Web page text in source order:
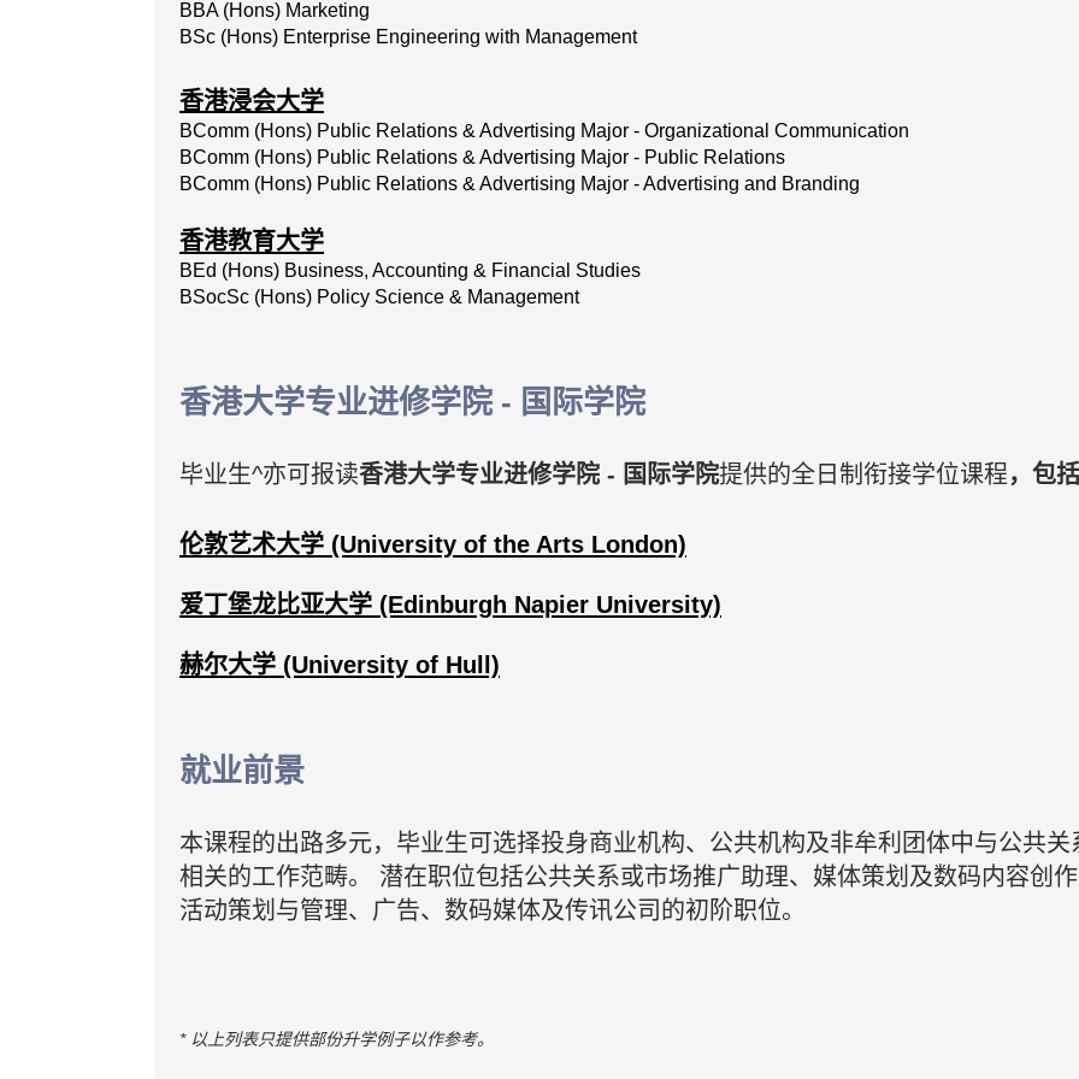
BBA (Hons) Marketing
BSc (Hons) Enterprise Engineering with Management
香港浸会大学
BComm (Hons) Public Relations & Advertising Major - Organizational Communication
BComm (Hons) Public Relations & Advertising Major - Public Relations
BComm (Hons) Public Relations & Advertising Major - Advertising and Branding
香港教育大学
BEd (Hons) Business, Accounting & Financial Studies
BSocSc (Hons) Policy Science & Management
香港大学专业进修学院 - 国际学院
毕业生^亦可报读香港大学专业进修学院 - 国际学院提供的全日制衔接学位课程，包
伦敦艺术大学 (University of the Arts London)
爱丁堡龙比亚大学 (Edinburgh Napier University)
赫尔大学 (University of Hull)
就业前景
本课程的出路多元，毕业生可选择投身商业机构、公共机构及非牟利团体中与公共
相关的工作范畴。 潜在职位包括公共关系或市场推广助理、媒体策划及数码内容创
活动策划与管理、广告、数码媒体及传讯公司的初阶职位。
* 以上列表只提供部份升学例子以作参考。